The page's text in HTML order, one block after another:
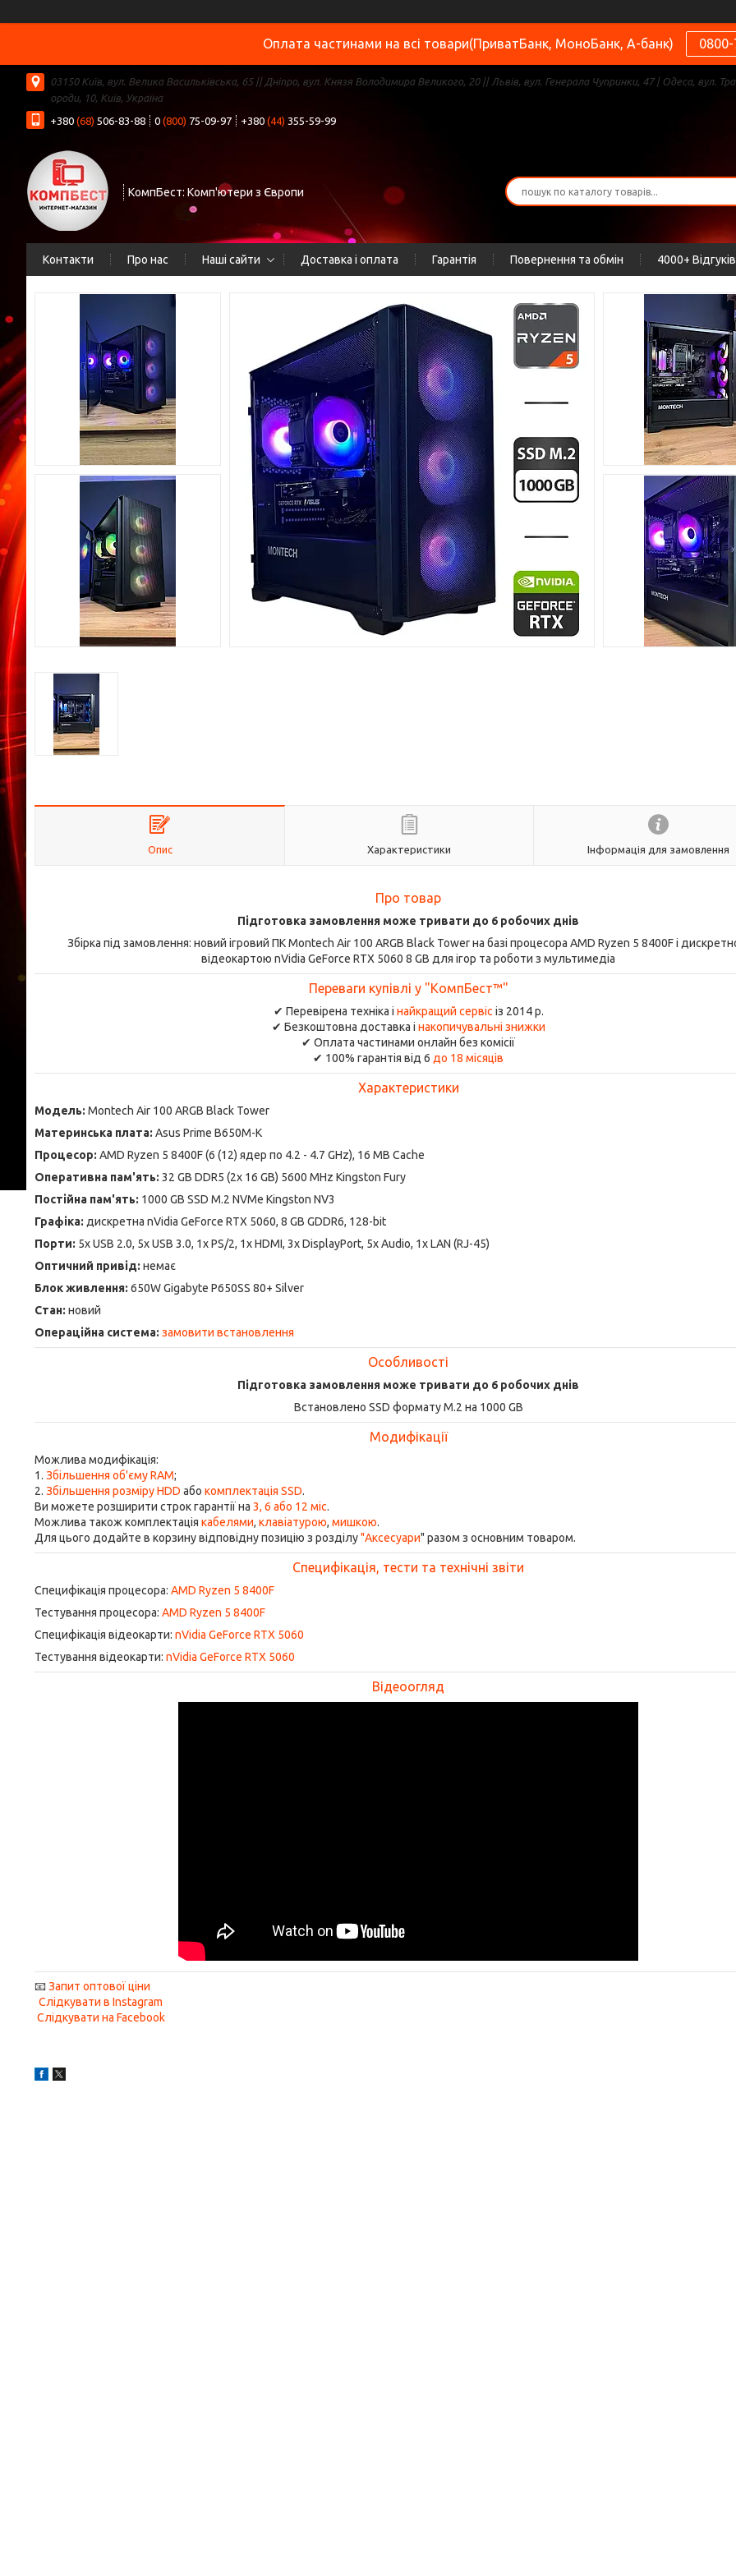
Оплата частинами на всі товари(ПриватБанк, МоноБанк, А-банк) 0800-
03150 Київ, вул. Велика Васильківська, 65 || Дніпро, вул. Князя Володимира Великого, 20 || Львів, вул. Генерала Чупринки, 47 | Одеса, вул.
ороди, 10, Київ, Україна
+380 (68) 506-83-88 0 (800) 75-09-97 +380 (44) 355-59-99
КомпБест: Комп'ютери з Європи
Контакти Про нас Наші сайти Доставка і оплата Гарантія Повернення та обмін 4000+ Відгуків
Опис Характеристики Інформація для замовлення
Про товар
Підготовка замовлення може тривати до 6 робочих днів
Збірка під замовлення: новий ігровий ПК Montech Air 100 ARGB Black Tower на базі процесора AMD Ryzen 5 8400F і
відеокартою nVidia GeForce RTX 5060 8 GB для ігор та роботи з мультимедіа
Переваги купівлі у "КомпБест™"
✔ Перевірена техніка і найкращий сервіс із 2014 р.
✔ Безкоштовна доставка і накопичувальні знижки
✔ Оплата частинами онлайн без комісії
✔ 100% гарантія від 6 до 18 місяців
Характеристики
Модель: Montech Air 100 ARGB Black Tower
Материнська плата: Asus Prime B650M-K
Процесор: AMD Ryzen 5 8400F (6 (12) ядер по 4.2 - 4.7 GHz), 16 MB Cache
Оперативна пам'ять: 32 GB DDR5 (2x 16 GB) 5600 MHz Kingston Fury
Постійна пам'ять: 1000 GB SSD M.2 NVMe Kingston NV3
Графіка: дискретна nVidia GeForce RTX 5060, 8 GB GDDR6, 128-bit
Порти: 5x USB 2.0, 5x USB 3.0, 1x PS/2, 1x HDMI, 3x DisplayPort, 5x Audio, 1x LAN (RJ-45)
Оптичний привід: немає
Блок живлення: 650W Gigabyte P650SS 80+ Silver
Стан: новий
Операційна система: замовити встановлення
Особливості
Підготовка замовлення може тривати до 6 робочих днів
Встановлено SSD формату M.2 на 1000 GB
Модифікації
Можлива модифікація:
1. Збільшення об'єму RAM;
2. Збільшення розміру HDD або комплектація SSD.
Ви можете розширити строк гарантії на 3, 6 або 12 міс.
Можлива також комплектація кабелями, клавіатурою, мишкою.
Для цього додайте в корзину відповідну позицію з розділу"Аксесуари" разом з основним товаром.
Специфікація, тести та технічні звіти
Специфікація процесора: AMD Ryzen 5 8400F
Тестування процесора: AMD Ryzen 5 8400F
Специфікація відеокарти: nVidia GeForce RTX 5060
Тестування відеокарти: nVidia GeForce RTX 5060
Відеоогляд
📧Запит оптової ціни
Слідкувати в Instagram
Слідкувати на Facebook